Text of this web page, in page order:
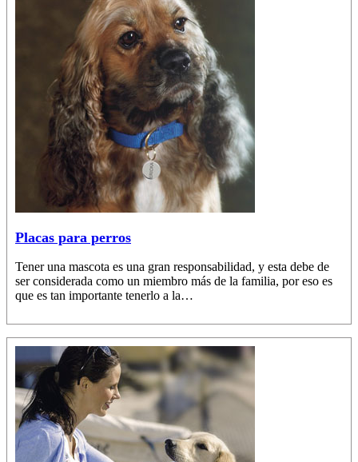
Placas para perros
Tener una mascota es una gran responsabilidad, y esta debe de
ser considerada como un miembro más de la familia, por eso es
que es tan importante tenerlo a la…